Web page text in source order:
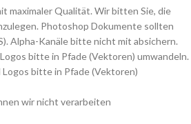
maximaler Qualität. Wir bitten Sie, die
Photoshop Dokumente sollten
Alpha-Kanäle bitte nicht mit absichern.
bitte in Pfade (Vektoren) umwandeln.
bitte in Pfade (Vektoren)
wir nicht verarbeiten